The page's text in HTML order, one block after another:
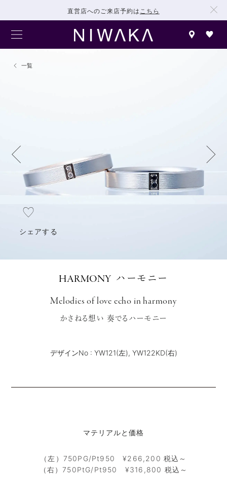
直営店へのご来店予約は こちら
一覧
シェアする
HARMONY ハーモニー
Melodies of love echo in harmony
かさねる想い 奏でるハーモニー
デザインNo : YW121(左), YW122KD(右)
マテリアルと価格
（左）750PG/Pt950 ¥266,200 税込～
（右）750PtG/Pt950 ¥316,800 税込～